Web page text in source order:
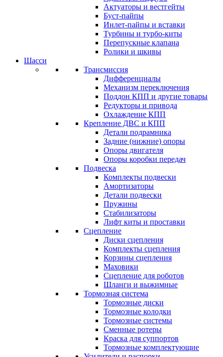
Актуаторы и вестгейты
Буст-пайпы
Инлет-пайпы и вставки
Турбины и турбо-киты
Перепускные клапана
Ролики и шкивы
Шасси
Трансмиссия
Дифференциалы
Механизм переключения
Поддон КПП и другие товары
Редукторы и привода
Охлаждение КПП
Крепление ДВС и КПП
Детали подрамника
Задние (нижние) опоры
Опоры двигателя
Опоры коробки передач
Подвеска
Комплекты подвески
Амортизаторы
Детали подвески
Пружины
Стабилизаторы
Лифт киты и проставки
Сцепление
Диски сцепления
Комплекты сцепления
Корзины сцепления
Маховики
Сцепление для роботов
Шланги и выжимные
Тормозная система
Тормозные диски
Тормозные колодки
Тормозные системы
Сменные ротеры
Краска для суппортов
Тормозные комплектующие